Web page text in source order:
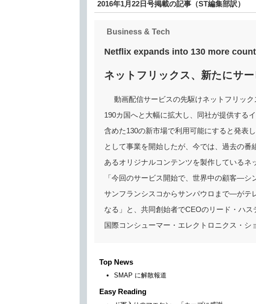
2016年1月22日号掲載の記事（ST編集部訳）
Business & Tech
Netflix expands into 130 more
ネットフリックス、新たにサ
動画配信サービスの先駆けネットフリッ
190カ国へと大幅に拡大し、同社が提供する
含めた130の新市場で利用可能にすると発表
として事業を開始したが、今では、過去の
あるオリジナルコンテンツを製作しているネ
「今回のサービス開始で、世界中の顧客―シ
サンフランシスコからサンパウロまで―がテ
なる」と、共同創始者でCEOのリード・ハ
国際コンシューマー・エレクトロニクス・シ
Top News
SMAP に解散報道
Easy Reading